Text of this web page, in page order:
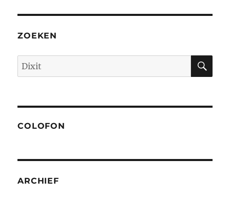
NA
ZOEKEN
Zoeken
naar:
COLOFON
ARCHIEF